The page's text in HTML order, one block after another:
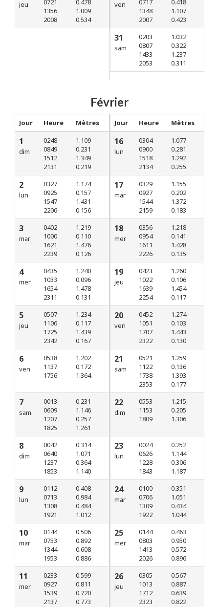
jeu
1356
2008
1.009
0.534
ven
1348
2007
1.107
0.423
31
sam
0203
0807
1433
2053
1.032
0.322
1.237
0.311
Février
Jour Heure Mètres
1
dim
0248
0849
1512
2131
1.109
0.231
1.349
0.219
2
lun
0327
0925
1547
2206
1.174
0.157
1.431
0.156
3
mar
0402
1000
1621
2239
1.219
0.110
1.476
0.126
4
mer
0435
1033
1654
2311
1.240
0.096
1.478
0.131
5
jeu
0507
1106
1725
2342
1.234
0.117
1.439
0.167
6
ven
0538
1137
1756
1.202
0.172
1.364
7
sam
0013
0609
1207
1825
0.231
1.146
0.257
1.261
8
dim
0042
0640
1237
1853
0.314
1.071
0.364
1.140
9
lun
0112
0713
1308
1921
0.408
0.984
0.484
1.012
10
mar
0144
0753
1344
1953
0.506
0.892
0.608
0.886
11
mer
0233
0927
1539
2137
0.599
0.811
0.720
0.773
Jour Heure Mètres
16
lun
0304
0900
1518
2134
1.077
0.281
1.292
0.255
17
mar
0329
0927
1544
2159
1.155
0.202
1.372
0.183
18
mer
0356
0954
1611
2226
1.218
0.141
1.428
0.135
19
jeu
0423
1022
1639
2254
1.260
0.106
1.454
0.117
20
ven
0452
1051
1707
2322
1.274
0.103
1.443
0.130
21
sam
0521
1122
1738
2353
1.259
0.136
1.393
0.177
22
dim
0553
1153
1809
1.215
0.205
1.306
23
lun
0024
0626
1228
1843
0.252
1.144
0.306
1.187
24
mar
0100
0706
1309
1922
0.351
1.051
0.434
1.044
25
mer
0144
0803
1413
2026
0.463
0.950
0.572
0.896
26
jeu
0305
1013
1712
2323
0.567
0.887
0.639
0.822